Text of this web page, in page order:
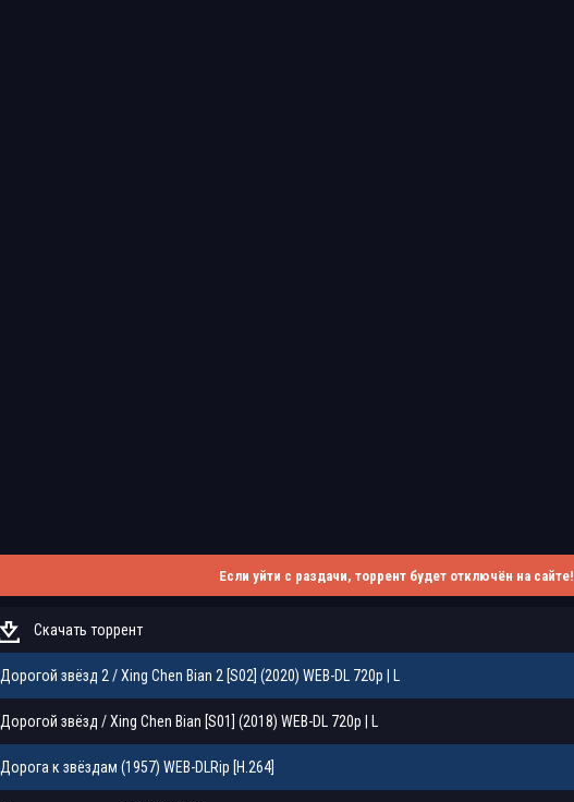
Если уйти с раздачи, торрент будет отключён на сайте!
Скачать торрент
Дорогой звёзд 2 / Xing Chen Bian 2 [S02] (2020) WEB-DL 720p | L
Дорогой звёзд / Xing Chen Bian [S01] (2018) WEB-DL 720p | L
Дорога к звёздам (1957) WEB-DLRip [H.264]